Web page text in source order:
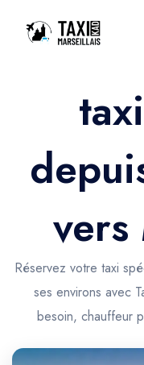
Accueil
Nos services
Nos services
Trajet Gare SNCF
Trajet Port
Trajet Séminaire
Trajet Santé
Taxis aéroport
Réservation
Actualités &
Contactez-nous
vers
Réservez votre taxi
ses environs avec
besoin, chauffeur